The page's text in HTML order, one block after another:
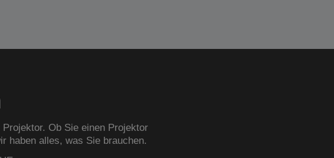
Ob Sie einen Projektor
haben alles, was Sie brauchen.